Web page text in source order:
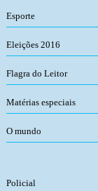
Esporte
Eleições 2016
Flagra do Leitor
Matérias especiais
O mundo
Policial